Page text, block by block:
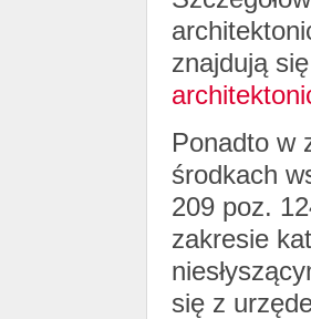
znajdują
Ponadto w
środkach
209 poz.
zakresie
się z